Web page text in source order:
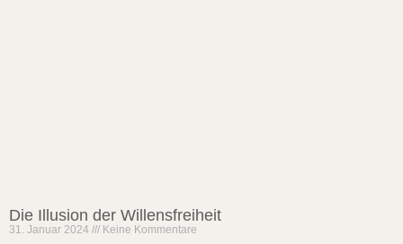
Die Illusion der Willensfreiheit
31. Januar 2024 Keine Kommentare